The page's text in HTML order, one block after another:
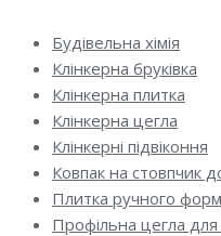
Будівельна хімія
Клінкерна бруківка
Клінкерна плитка
Клінкерна цегла
Клінкерні підвіконня
Ковпак на стовпчик
Плитка ручного
Профільна цегла для